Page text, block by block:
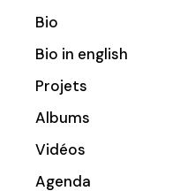
Bio
Bio in english
Projets
Albums
Vidéos
Agenda